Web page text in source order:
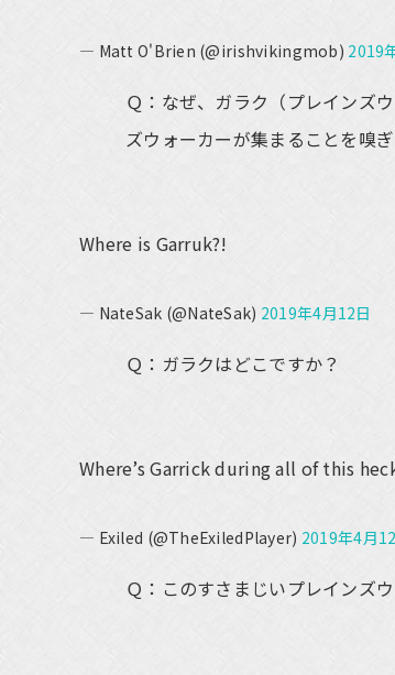
— Matt O'Brien (@irishvikingmob) 2019
Ｑ：なぜ、ガラク（プレインズ
ズウォーカーが集まることを嗅
Where is Garruk?!
— NateSak (@NateSak) 2019年4月12日
Ｑ：ガラクはどこですか？
Where’s Garrick during all of this
— Exiled (@TheExiledPlayer) 2019年4月
Ｑ：このすさまじいプレインズ